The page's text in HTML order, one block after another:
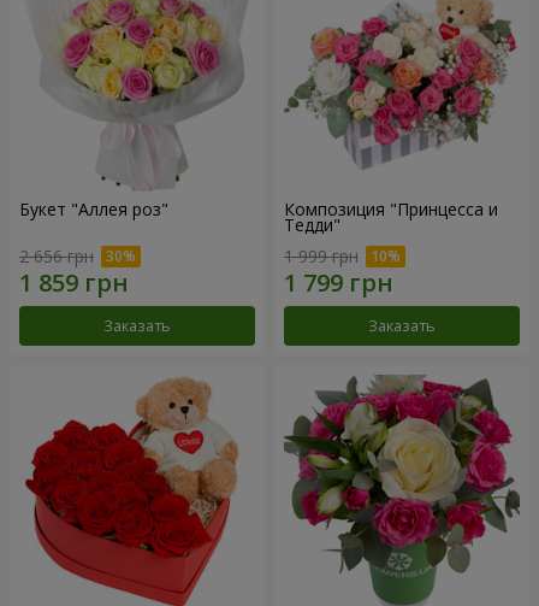
Букет "Аллея роз"
2 656 грн
Заказать
Композиция "Принцесса и
Тедди"
1 999 грн
Заказать